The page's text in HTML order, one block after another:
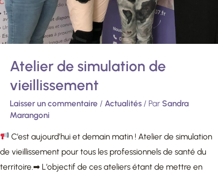
Atelier de simulation de
vieillissement
Laisser un commentaire / Actualités / Par Sandra
Marangoni
C’est aujourd’hui et demain matin ! Atelier de simulation
de vieillissement pour tous les professionnels de santé du
territoire.➡ L’objectif de ces ateliers étant de mettre en